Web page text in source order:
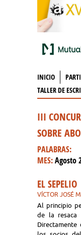
INICIO
TALLER DE
III
SOBRE
PALABRAS:
MES:Agosto
EL SEPELIO
VÍCTOR JOSÉ
Al principio
de la resaca